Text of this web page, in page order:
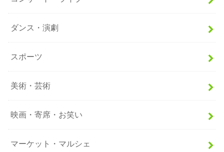
ダンス・演劇
スポーツ
美術・芸術
映画・寄席・お笑い
マーケット・マルシェ